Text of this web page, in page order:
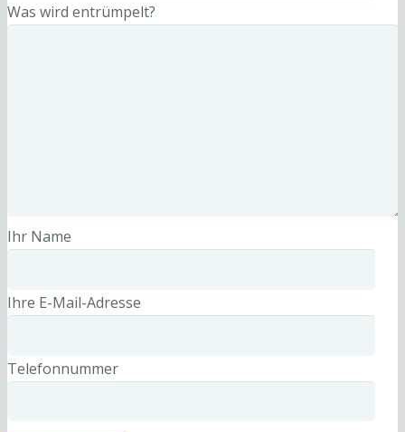
Was wird entrümpelt?
Ihr Name
Ihre E-Mail-Adresse
Telefonnummer